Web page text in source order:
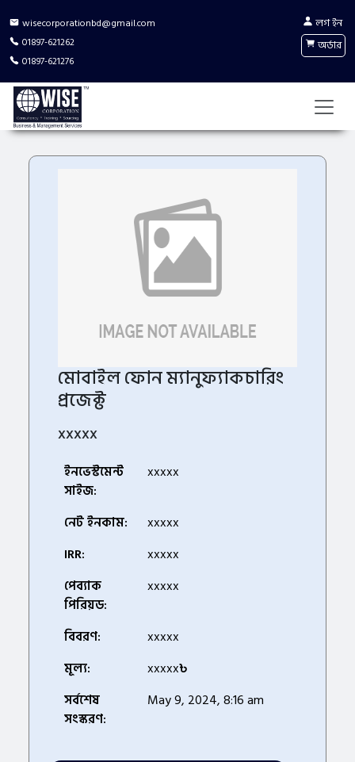
wisecorporationbd@gmail.com
01897-621262
01897-621276
লগ ইন
অর্ডার
মোবাইল ফোন ম্যানুফ্যাকচারিং
প্রজেক্ট
xxxxx
ইনভেস্টমেন্ট
সাইজ:
xxxxx
নেট ইনকাম:
xxxxx
IRR:
xxxxx
পেব্যাক
পিরিয়ড:
xxxxx
বিবরণ:
xxxxx
মূল্য:
xxxxx৳
সর্বশেষ
সংস্করণ:
May 9, 2024, 8:16 am